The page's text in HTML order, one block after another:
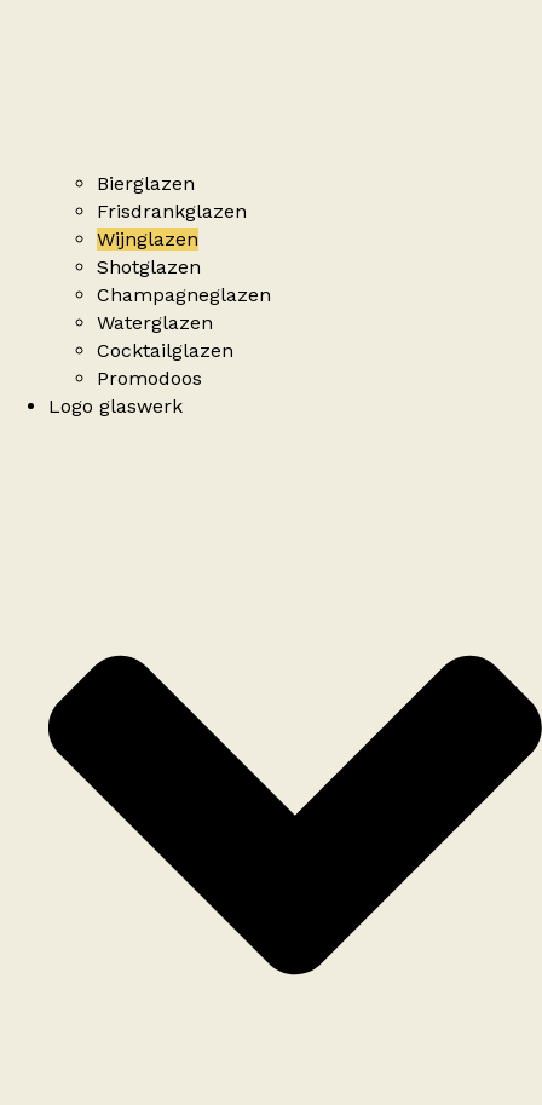
Bierglazen
Frisdrankglazen
Wijnglazen
Shotglazen
Champagneglazen
Waterglazen
Cocktailglazen
Promodoos
Logo glaswerk